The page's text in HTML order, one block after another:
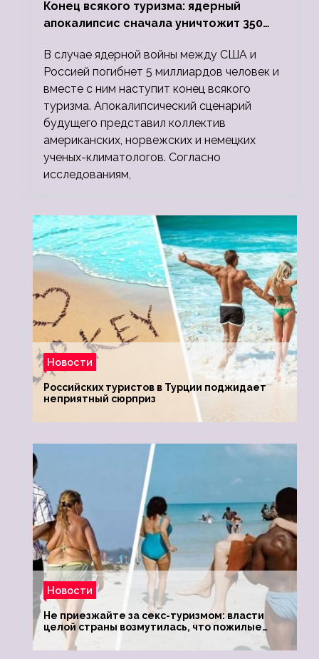
Конец всякого туризма: ядерный
апокалипсис сначала уничтожит 350
людей
В случае ядерной войны между США и
Россией погибнет 5 миллиардов человек и
вместе с ним наступит конец всякого
туризма. Апокалипсический сценарий
будущего представил коллектив
американских, норвежских и немецких
ученых-климатологов. Согласно
исследованиям,
Новости
Российских туристов в Турции поджидает
неприятный сюрприз
Новости
Не приезжайте за секс-туризмом: власти
целой страны возмутилась, что пожилые
туристки массово едут к ним, чтобы
обзавестись молодыми любовниками